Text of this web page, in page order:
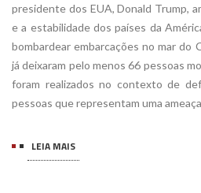
presidente dos EUA, Donald Trump,
e a estabilidade dos países da
bombardear embarcações no mar do
já deixaram pelo menos 66 pessoas
foram realizados no contexto de
pessoas que representam uma
LEIA MAIS